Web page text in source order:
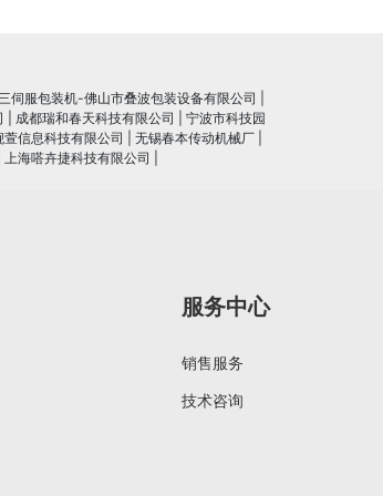
伺服包装机-佛山市叠波包装设备有限公司
成都瑞和春天科技有限公司
宁波市科技园
萱信息科技有限公司 无锡春本传动机械厂
上海嗒卉捷科技有限公司
服务中心
销售服务
技术咨询